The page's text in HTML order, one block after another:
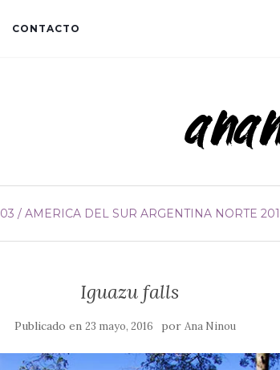
CONTACTO
03 / AMERICA DEL SUR ARGENTINA NORTE
Iguazu falls
Publicado en23 mayo, 2016 porAna Ninou